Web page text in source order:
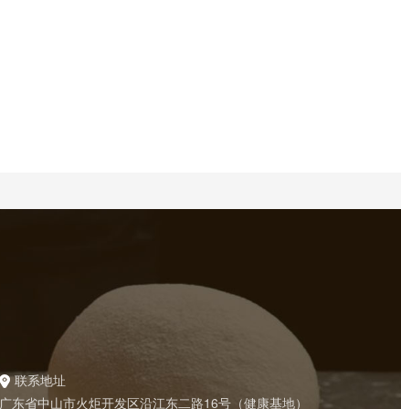
联系地址
广东省中山市火炬开发区沿江东二路16号（健康基地）